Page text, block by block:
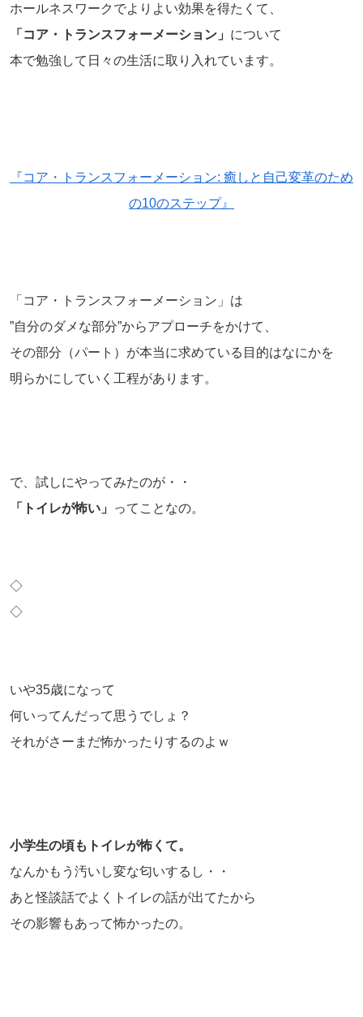
ホールネスワークでよりよい効果を得たくて、
「コア・トランスフォーメーション」 について
本で勉強して日々の生活に取り入れています。
『コア・トランスフォーメーション: 癒しと自己変革のため
の10のステップ』
「コア・トランスフォーメーション」は
”自分のダメな部分”からアプローチをかけて、
その部分（パート）が本当に求めている目的はなにかを
明らかにしていく工程があります。
で、試しにやってみたのが・・
「トイレが怖い」
ってことなの。
◇
◇
いや35歳になって
何いってんだって思うでしょ？
それがさーまだ怖かったりするのよｗ
小学生の頃もトイレが怖くて。
なんかもう汚いし変な匂いするし・・
あと怪談話でよくトイレの話が出てたから
その影響もあって怖かったの。